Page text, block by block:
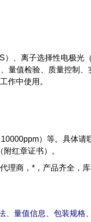
、离子选择性电极光
量值检验、质量控制
作中使用。
）等。具体请
红章证书）。
理商，*，产品齐全，
、量值信息、包装规格